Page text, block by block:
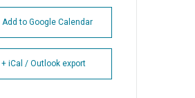
Add to Google Calendar
+ iCal / Outlook export